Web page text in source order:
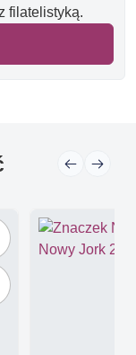
filatelistyką.